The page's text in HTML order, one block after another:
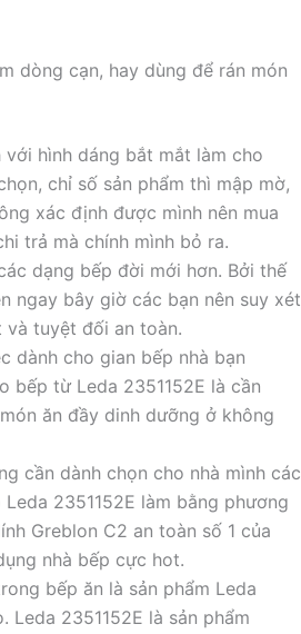
dòng cạn, hay dùng để rán món
hình dáng bắt mắt làm cho
chỉ số sản phẩm thì mập mờ,
xác định được mình nên mua
trả mà chính mình bỏ ra.
dạng bếp đời mới hơn. Bởi thế
ngay bây giờ các bạn nên suy xét
tuyệt đối an toàn.
dành cho gian bếp nhà bạn
bếp từ Leda 2351152E là cần
ăn đầy dinh dưỡng ở không
cần dành chọn cho nhà mình các
2351152E làm bằng phương
Greblon C2 an toàn số 1 của
nhà bếp cực hot.
bếp ăn là sản phẩm Leda
2351152E là sản phẩm